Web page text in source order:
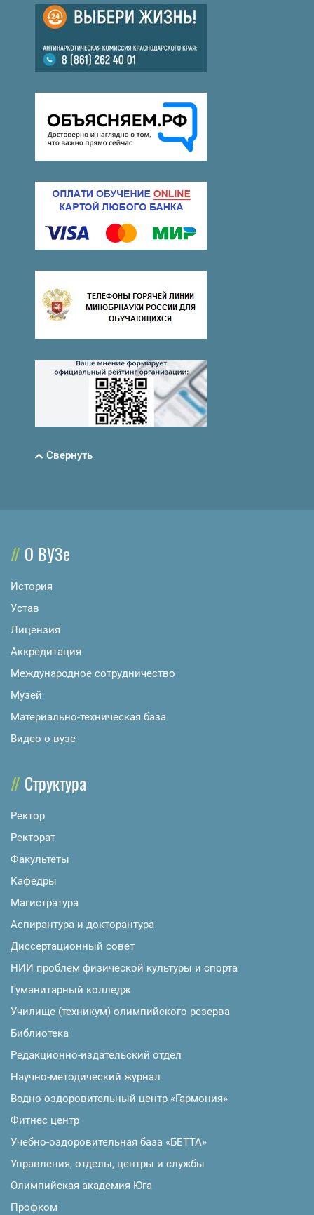
Свернуть
О ВУЗе
История
Устав
Лицензия
Аккредитация
Международное сотрудничество
Музей
Материально-техническая база
Видео о вузе
Структура
Ректор
Ректорат
Факультеты
Кафедры
Магистратура
Аспирантура и докторантура
Диссертационный совет
НИИ проблем физической культуры и спорта
Гуманитарный колледж
Училище (техникум) олимпийского резерва
Библиотека
Редакционно-издательский отдел
Научно-методический журнал
Водно-оздоровительный центр «Гармония»
Фитнес центр
Учебно-оздоровительная база «БЕТТА»
Управления, отделы, центры и службы
Олимпийская академия Юга
Профком